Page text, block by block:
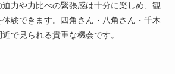
力や力比べの緊張感は十分に楽しめ、観
験できます。四角さん・八角さん・千木
で見られる貴重な機会です。